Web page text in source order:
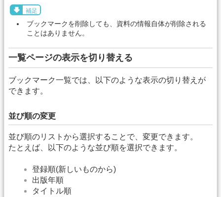
補足
ブックマークを削除しても、資料の情報自体が削除される
ことはありません。
一覧ページの表示を切り替える
ブックマーク一覧では、以下のような表示の切り替えが
できます。
並び順の変更
並び順のリストから選択することで、変更できます。
たとえば、以下のような並び順を選択できます。
登録順(新しいものから)
出版年順
タイトル順